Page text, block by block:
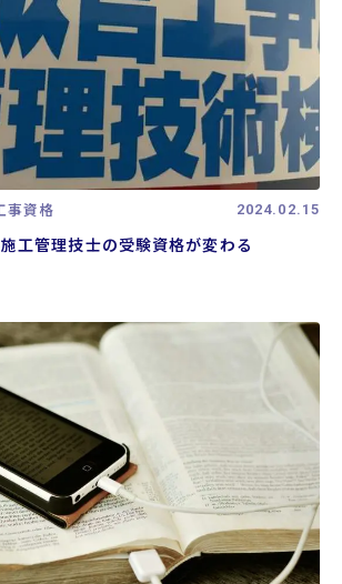
事資格 2024.02.15
工管理技士の受験資格が変わる